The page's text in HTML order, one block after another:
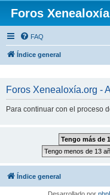
Foros
FAQ
Índice general
Foros Xenealoxía.org -
Para continuar con el proceso
Índice general